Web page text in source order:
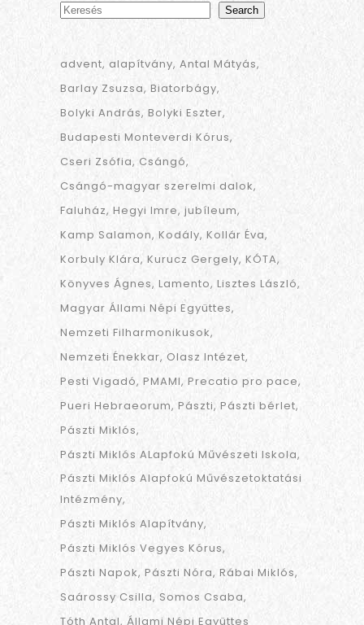
Search
advent alapítvány Antal Mátyás
Barlay Zsuzsa Biatorbágy
Bolyki András Bolyki Eszter
Budapesti Monteverdi Kórus
Cseri Zsófia Csángó
Csángó-magyar szerelmi dalok
Faluház Hegyi Imre jubíleum
Kamp Salamon Kodály Kollár Éva
Korbuly Klára Kurucz Gergely KÓTA
Könyves Ágnes Lamento Lisztes László
Magyar Állami Népi Együttes
Nemzeti Filharmonikusok
Nemzeti Énekkar Olasz Intézet
Pesti Vigadó PMAMI Precatio pro pace
Pueri Hebraeorum Pászti Pászti bérlet
Pászti Miklós
Pászti Miklós ALapfokú Művészeti Iskola
Pászti Miklós Alapfokú Művészetoktatási
Intézmény
Pászti Miklós Alapítvány
Pászti Miklós Vegyes Kórus
Pászti Napok Pászti Nóra Rábai Miklós
Saárossy Csilla Somos Csaba
Tóth Antal Állami Népi Együttes